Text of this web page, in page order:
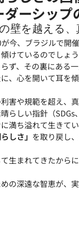
ダーシップ
壁を越える
が今、ブラジルで開
けているのでしょ
ず、その裏にある
、心を開いて耳を
害や規範を超え、
らしい指針（
満ち溢れて生きて
しさ」 を取り戻し
生まれてきたから
の深遠な智恵が、